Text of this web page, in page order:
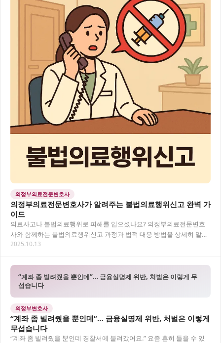
의정부의료전문변호사
의정부의료전문변호사가 알려주는 불법의료행위신고 완벽 가
이드
의료사고나 불법의료행위로 피해를 입으셨나요? 의정부의료전문변호
사와 함께하는 불법의료행위신고 과정과 법적 대응 방법을 상세히 알려
드립니다. 피해 회복을 위한 첫걸음부터 성공적인 법적…
2025.10.13
“계좌 좀 빌려줬을 뿐인데”… 금융실명제 위반, 처벌은 이렇게 무
섭습니다
의정부변호사
“계좌 좀 빌려줬을 뿐인데”… 금융실명제 위반, 처벌은 이렇게
무섭습니다
“계좌 좀 빌려줬을 뿐인데 경찰서에 불려갔어요.” 요즘 흔히 들을 수 있